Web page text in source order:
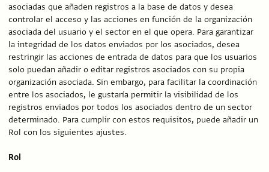
asociadas que añaden registros a la base de datos y desea
controlar el acceso y las acciones en función de la organización
asociada del usuario y el sector en el que opera. Para garantizar
la integridad de los datos enviados por los asociados, desea
restringir las acciones de entrada de datos para que los usuarios
solo puedan añadir o editar registros asociados con su propia
organización asociada. Sin embargo, para facilitar la coordinación
entre los asociados, le gustaría permitir la visibilidad de los
registros enviados por todos los asociados dentro de un sector
determinado. Para cumplir con estos requisitos, puede añadir un
Rol con los siguientes ajustes.
Rol